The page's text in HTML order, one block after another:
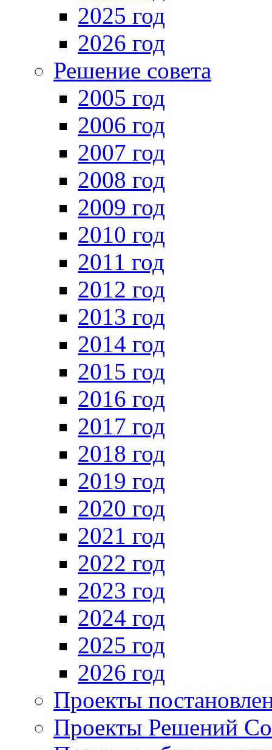
2025 год
2026 год
Решение совета
2005 год
2006 год
2007 год
2008 год
2009 год
2010 год
2011 год
2012 год
2013 год
2014 год
2015 год
2016 год
2017 год
2018 год
2019 год
2020 год
2021 год
2022 год
2023 год
2024 год
2025 год
2026 год
Проекты
Проекты Решений